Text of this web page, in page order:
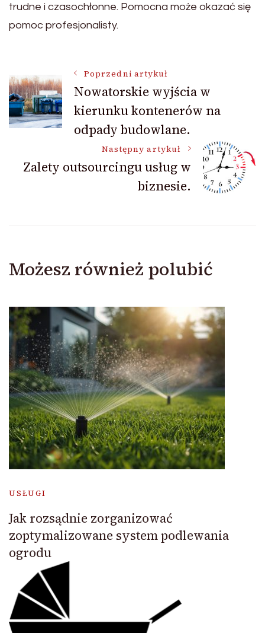
trudne i czasochłonne. Pomocna może okazać się
pomoc profesjonalisty.
Nawigacja
wpisu
Poprzedni artykuł
Nowatorskie wyjścia w
kierunku kontenerów na
odpady budowlane.
Następny artykuł
Zalety outsourcingu usług w
biznesie.
Możesz również polubić
USŁUGI
Jak rozsądnie zorganizować
zoptymalizowane system podlewania
ogrodu